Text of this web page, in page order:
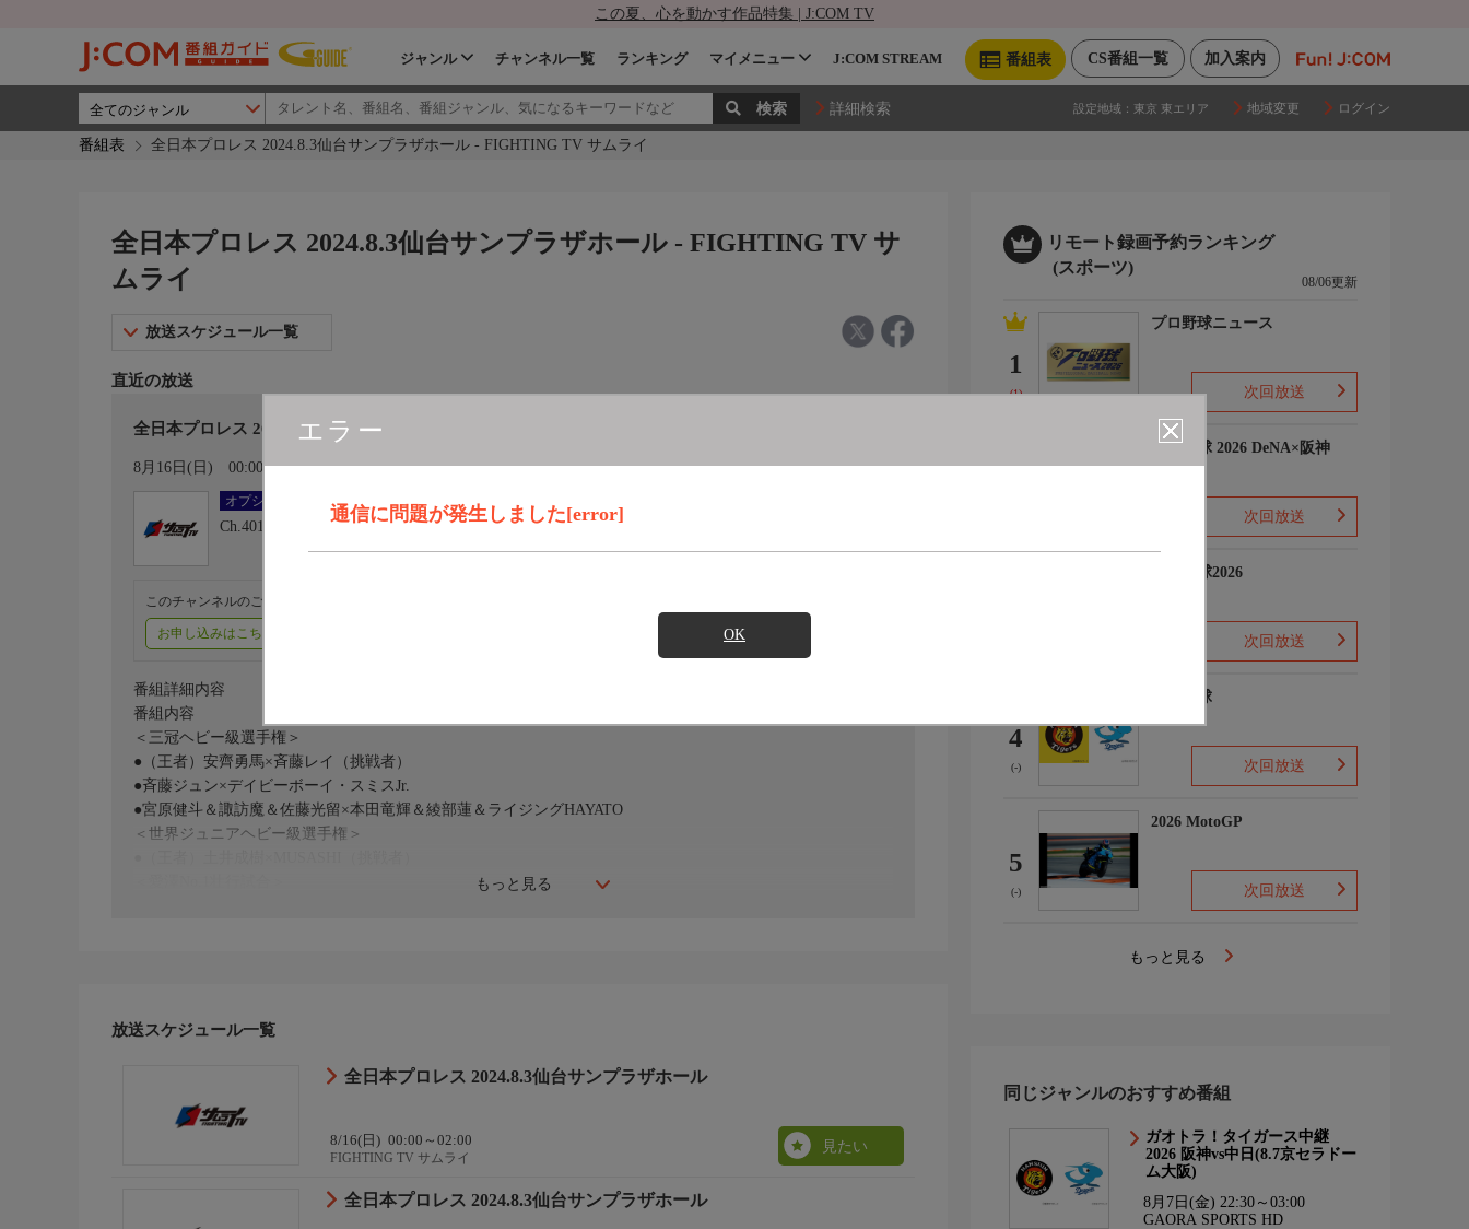
この夏、心を動かす作品特集 | J:COM TV
加入案内
CS番組一覧
番組表
ジャンル チャンネル一覧 ランキング マイメニュー J:COM STREAM
詳細検索 設定地域： 東京 東エリア 地域変更 ログイン
番組表 全日本プロレス 2024.8.3仙台サンプラザホール - FIGHTING TV サムライ
エラー
通信に問題が発生しました[error]
OK
全日本プロレス 2024.8.3仙台サンプラザホール - FIGHTING TV サ
ムライ
放送スケジュール一覧
直近の放送
全日本プロレス 2024.8.3仙台サンプラザホール
8月16日(日) 00:00〜02:00
オプション
Ch.401
FIGHTING TV サムライ
このチャンネルのご視聴には、オプションチャンネル(有料)のご契約が必要となります。
お申し込みはこちら
もっと見る
番組詳細内容
番組内容
＜三冠ヘビー級選手権＞
●（王者）安齊勇馬×斉藤レイ（挑戦者）
●斉藤ジュン×デイビーボーイ・スミスJr.
●宮原健斗＆諏訪魔＆佐藤光留×本田竜輝＆綾部蓮＆ライジングHAYATO
＜世界ジュニアヘビー級選手権＞
放送スケジュール一覧
全日本プロレス 2024.8.3仙台サンプラザホール
8/16(日) 00:00～02:00
FIGHTING TV サムライ
見たい
全日本プロレス 2024.8.3仙台サンプラザホール
リモート録画予約ランキング
(スポーツ)
08/06更新
1
(1)
プロ野球ニュース
次回放送
プロ野球 2026 DeNA×阪神
次回放送
プロ野球2026
次回放送
4
(-)
プロ野球
次回放送
5
(-)
2026 MotoGP
次回放送
もっと見る
同じジャンルのおすすめ番組
ガオトラ！タイガース中継
2026 阪神vs中日(8.7京セラドー
ム大阪)
8月7日(金) 22:30～03:00
GAORA SPORTS HD